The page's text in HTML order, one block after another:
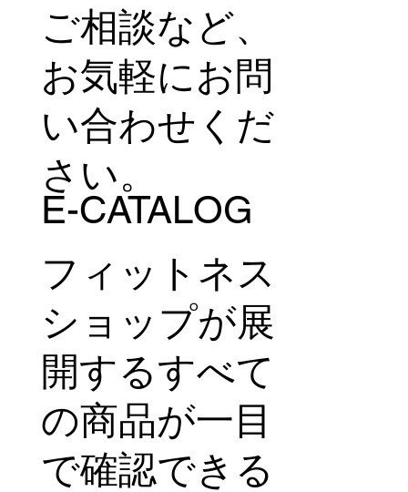
ご相談など、
お気軽にお問
い合わせくだ
さい。
E-CATALOG
フィットネス
ショップが展
開するすべて
の商品が一目
で確認できる